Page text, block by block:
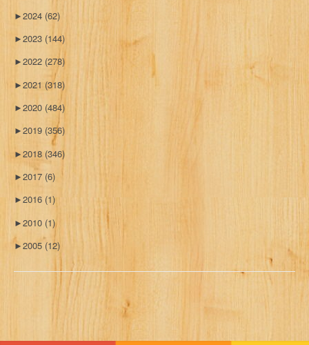
►2024 (62)
►2023 (144)
►2022 (278)
►2021 (318)
►2020 (484)
►2019 (356)
►2018 (346)
►2017 (6)
►2016 (1)
►2010 (1)
►2005 (12)